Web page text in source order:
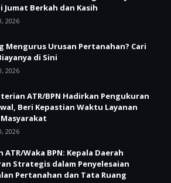
Jumat Berkah dan Kasih
2026
Mengurus Urusan Pertanahan? Cari
di Sini
2026
ATR/BPN Hadirkan Pengukuran
Beri Kepastian Waktu Layanan
2026
ATR/Waka BPN: Kepala Daerah
Strategis dalam Penyelesaian
Pertanahan dan Tata Ruang